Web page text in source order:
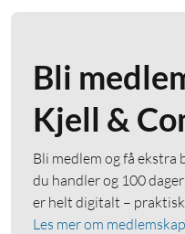
Bli
Kjell &
Bli medlem og få ekstra
du handler og 100
er helt digitalt –
Les mer om